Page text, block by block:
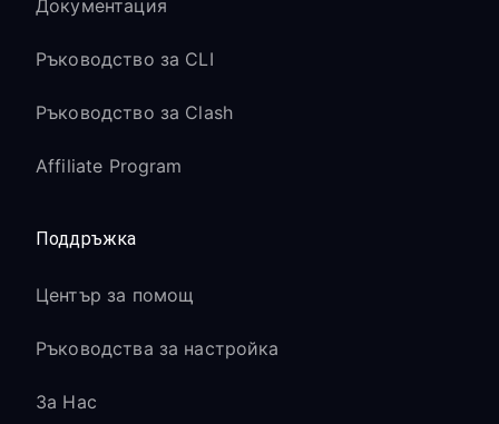
Документация
Ръководство за CLI
Ръководство за Clash
Affiliate Program
Поддръжка
Център за помощ
Ръководства за настройка
За Нас